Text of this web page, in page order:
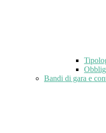
Bandi di gara e